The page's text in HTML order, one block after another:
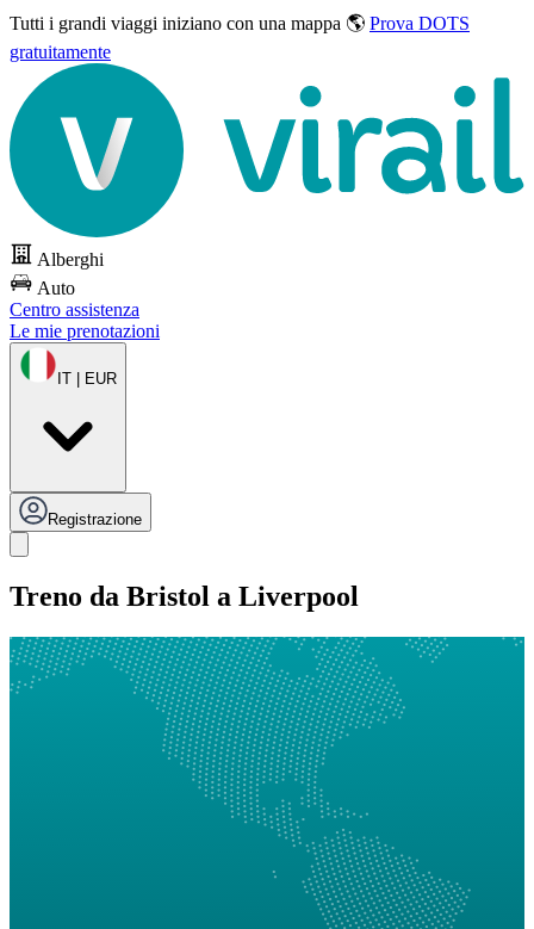
Tutti i grandi viaggi iniziano con una mappa 🌎 Prova DOTS
gratuitamente
Alberghi
Auto
Centro assistenza
Le mie prenotazioni
IT | EUR
Registrazione
Treno da Bristol a Liverpool